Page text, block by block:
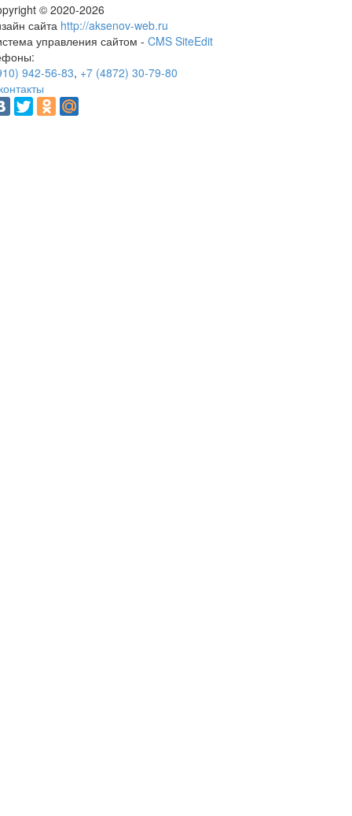
© 2020-2026
сайта http://aksenov-web.ru
управления сайтом - CMS SiteEdit
942-56-83, +7 (4872) 30-79-80